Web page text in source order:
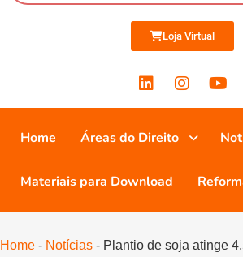
Loja Virtual
Home Áreas do Direito
Materiais para Download
Home - Notícias - Plantio de soja atinge